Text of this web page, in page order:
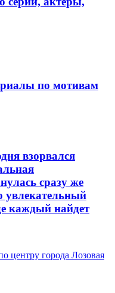
по мотивам
взорвался
сразу же
увлекательный
каждый найдет